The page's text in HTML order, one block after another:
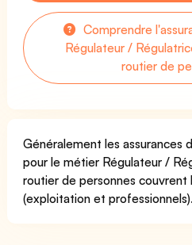
Comprendre
Régulateur /
routier de
Généralement les assurances
pour le métier Régulateur /
routier de personnes couvrent
(exploitation et professionnels).